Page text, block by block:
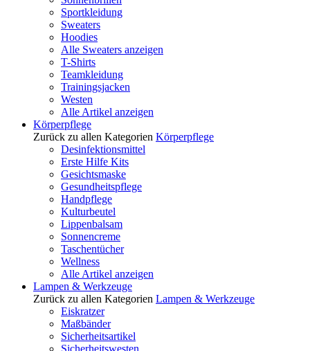
Sportkleidung
Sweaters
Hoodies
Alle Sweaters anzeigen
T-Shirts
Teamkleidung
Trainingsjacken
Westen
Alle Artikel anzeigen
Körperpflege
Zurück zu allen Kategorien Körperpflege
Desinfektionsmittel
Erste Hilfe Kits
Gesichtsmaske
Gesundheitspflege
Handpflege
Kulturbeutel
Lippenbalsam
Sonnencreme
Taschentücher
Wellness
Alle Artikel anzeigen
Lampen & Werkzeuge
Zurück zu allen Kategorien Lampen & Werkzeuge
Eiskratzer
Maßbänder
Sicherheitsartikel
Sicherheitswesten